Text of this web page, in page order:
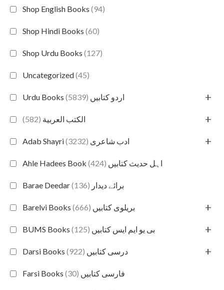
Shop English Books (94)
Shop Hindi Books (60)
Shop Urdu Books (127)
Uncategorized(45)
Urdu Books اردو کتابیں (5839) +
الكتب العربية (582) +
Adab Shayri ادب شاعری (3232) +
Ahle Hadees Book اہل حدیث کتابیں (424)
Barae Deedar برائے دیدار (136)
Barelvi Books بریلوی کتابیں (666) +
BUMS Books بی یو ایم ایس کتابیں (125) +
Darsi Books درسی کتابیں (922) +
Farsi Books فارسی کتابیں (30)